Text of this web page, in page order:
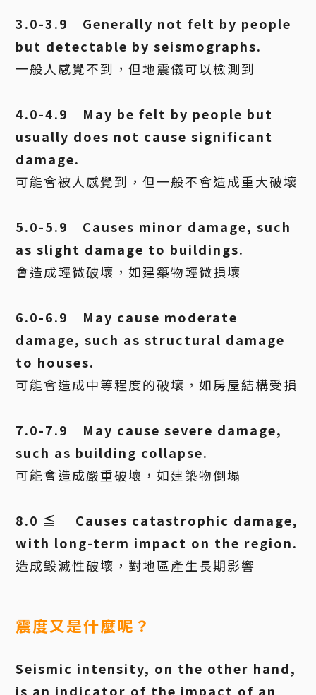
3.0-3.9｜Generally not felt by people
but detectable by seismographs.
一般人感覺不到，但地震儀可以檢測到
4.0-4.9｜May be felt by people but
usually does not cause significant
damage.
可能會被人感覺到，但一般不會造成重大破壞
5.0-5.9｜Causes minor damage, such
as slight damage to buildings.
會造成輕微破壞，如建築物輕微損壞
6.0-6.9｜May cause moderate
damage, such as structural damage
to houses.
可能會造成中等程度的破壞，如房屋結構受損
7.0-7.9｜May cause severe damage,
such as building collapse.
可能會造成嚴重破壞，如建築物倒塌
8.0 ≦ ｜Causes catastrophic damage,
with long-term impact on the region.
造成毀滅性破壞，對地區產生長期影響
震度又是什麼呢？
Seismic intensity, on the other hand,
is an indicator of the impact of an